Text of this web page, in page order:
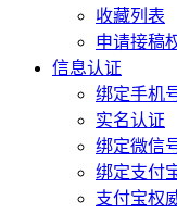
收藏列表
申请接稿
信息认证
绑定手机
实名认证
绑定微信
绑定支付
支付宝权